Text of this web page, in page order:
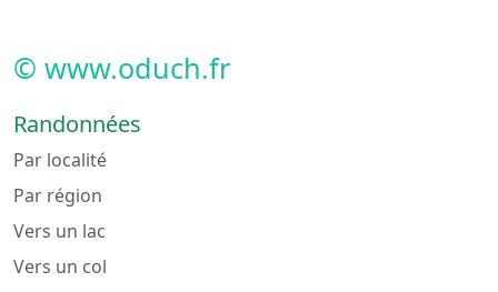
© www.oduch.fr
Randonnées
Par localité
Par région
Vers un lac
Vers un col